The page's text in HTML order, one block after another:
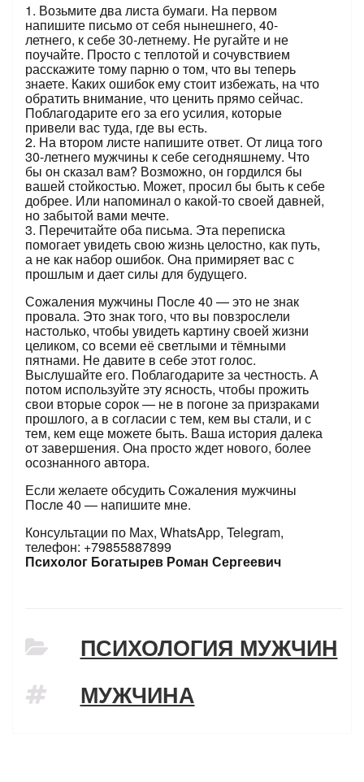
1. Возьмите два листа бумаги. На первом
напишите письмо от себя нынешнего, 40-
летнего, к себе 30-летнему. Не ругайте и не
поучайте. Просто с теплотой и сочувствием
расскажите тому парню о том, что вы теперь
знаете. Каких ошибок ему стоит избежать, на что
обратить внимание, что ценить прямо сейчас.
Поблагодарите его за его усилия, которые
привели вас туда, где вы есть.
2. На втором листе напишите ответ. От лица того
30-летнего мужчины к себе сегодняшнему. Что
бы он сказал вам? Возможно, он гордился бы
вашей стойкостью. Может, просил бы быть к себе
добрее. Или напоминал о какой-то своей давней,
но забытой вами мечте.
3. Перечитайте оба письма. Эта переписка
помогает увидеть свою жизнь целостно, как путь,
а не как набор ошибок. Она примиряет вас с
прошлым и дает силы для будущего.
Сожаления мужчины После 40 — это не знак
провала. Это знак того, что вы повзрослели
настолько, чтобы увидеть картину своей жизни
целиком, со всеми её светлыми и тёмными
пятнами. Не давите в себе этот голос.
Выслушайте его. Поблагодарите за честность. А
потом используйте эту ясность, чтобы прожить
свои вторые сорок — не в погоне за призраками
прошлого, а в согласии с тем, кем вы стали, и с
тем, кем еще можете быть. Ваша история далека
от завершения. Она просто ждет нового, более
осознанного автора.
Если желаете обсудить Сожаления мужчины
После 40 — напишите мне.
Консультации по Мах, WhatsApp, Telegram,
телефон: +79855887899
Психолог Богатырев Роман Сергеевич
РУБРИКИ
ПСИХОЛОГИЯ МУЖЧИН
ТЕГИ
МУЖЧИНА